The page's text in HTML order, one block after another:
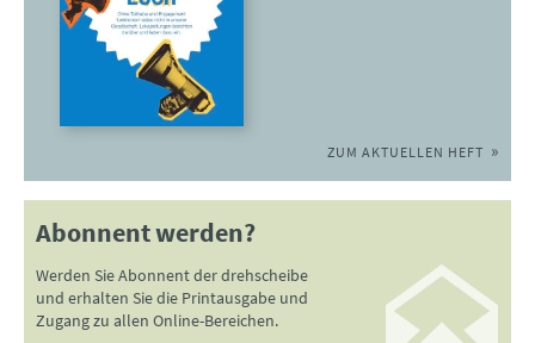
ZUM AKTUELLEN HEFT
Abonnent werden?
Werden Sie Abonnent der drehscheibe
und erhalten Sie die Printausgabe und
Zugang zu allen Online-Bereichen.